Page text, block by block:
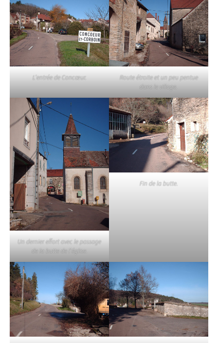
L’entrée de Concœur.
Route étroite et un peu pentue
dans le village.
Un dernier effort avec le passage
de la butte de l’église.
Fin de la butte.